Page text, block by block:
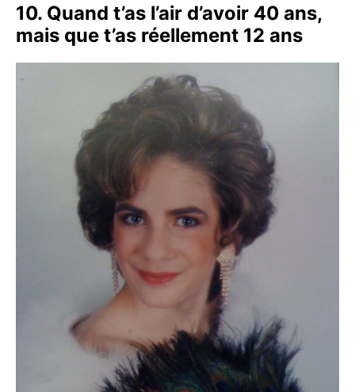
10. Quand t’as l’air d’avoir 40 ans,
mais que t’as réellement 12 ans